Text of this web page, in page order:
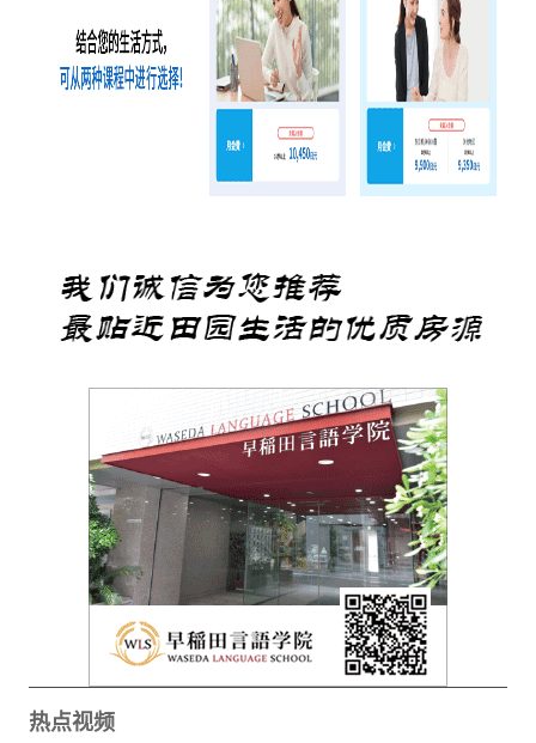
热点视频